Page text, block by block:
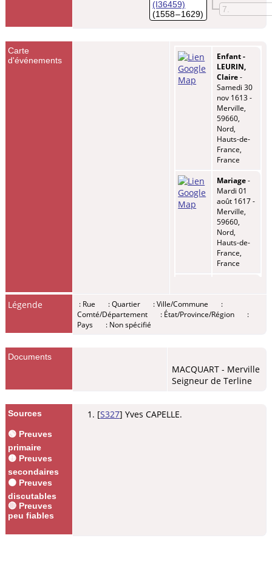
(I36459)
(1558 – 1629)
7
Carte
d'événements
Enfant -
LEURIN,
Claire-
Samedi 30
nov 1613 -
Merville,
59660,
Nord,
Hauts-de-
France,
France
Mariage-
Mardi 01
août 1617 -
Merville,
59660,
Nord,
Hauts-de-
France,
France
juil 1664 -
Merville,
France
Légende : Rue : Quartier : Ville/Commune
:
Comté/Département
: État/Province/Région
:
Pays
: Non spécifié
Documents
MACQUART - Merville
Seigneur de Terline
Sources
🟢 Preuves
primaire
🟡 Preuves
secondaires
🟠 Preuves
discutables
🔴 Preuves
peu fiables
[S327] Yves CAPELLE.